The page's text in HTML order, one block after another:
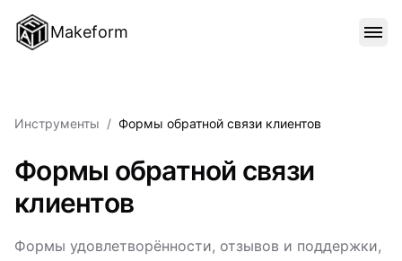
Makeform
ШАБЛОНЫ
БЛОГ
Инструменты / Формы обратной связи клиентов
Формы обратной связи
клиентов
Формы удовлетворённости, отзывов и поддержки,